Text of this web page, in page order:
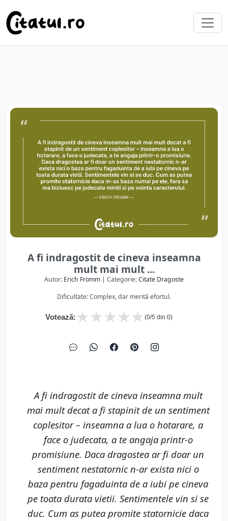
A fi indragostit de cineva inseamna
mult mai mult ...
Autor: Erich Fromm | Categorie:Citate Dragoste
Dificultate: Complex, dar merită efortul.
Votează: ★
★
★
★
★ (0/5 din 0)
A fi indragostit de cineva inseamna mult
mai mult decat a fi stapinit de un sentiment
coplesitor – inseamna a lua o hotarare, a
face o judecata, a te angaja printr-o
promisiune. Daca dragostea ar fi doar un
sentiment nestatornic n-ar exista nici o
baza pentru fagaduinta de a iubi pe cineva
pe toata durata vietii. Sentimentele vin si se
duc. Cum as putea promite statornicie daca